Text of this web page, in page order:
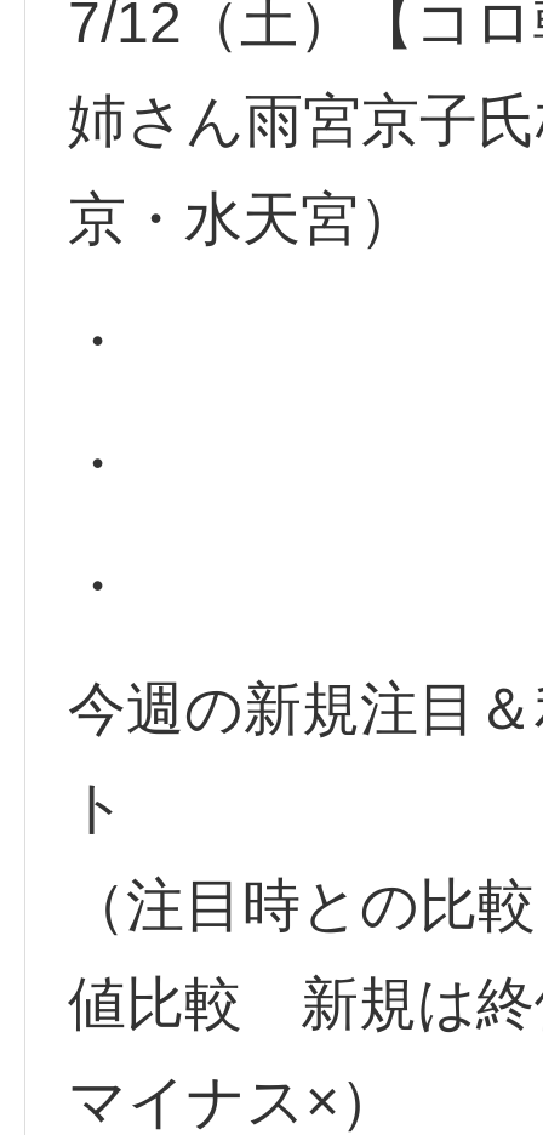
7/12（土）【コ
姉さん雨宮京子
京・水天宮）
・
・
・
今週の新規注目
ト
（注目時との比
値比較 新規は
マイナス×）